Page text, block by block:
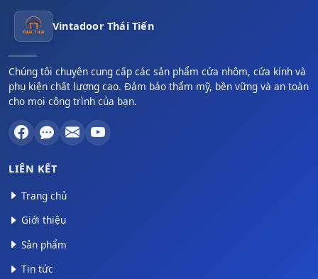
Vintadoor Thái Tiến
Chúng tôi chuyên cung cấp các sản phẩm cửa nhôm, cửa kính và
phụ kiện chất lượng cao. Đảm bảo thẩm mỹ, bền vững và an toàn
cho mọi công trình của bạn.
LIÊN KẾT
Trang chủ
Giới thiệu
Sản phẩm
Tin tức